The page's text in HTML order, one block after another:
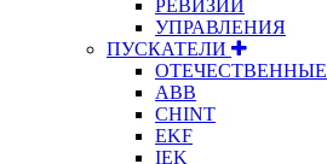
РЕВИЗИИ
УПРАВЛЕНИЯ
ПУСКАТЕЛИ
ОТЕЧЕСТВЕННЫЕ
ABB
CHINT
EKF
IEK